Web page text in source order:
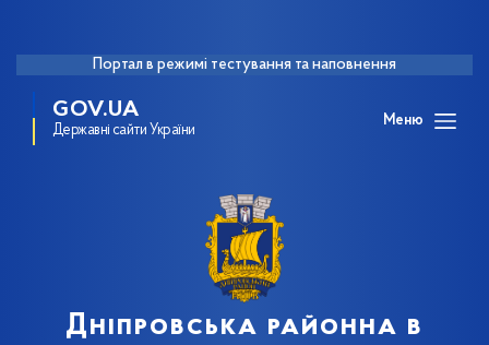
Портал в режимі тестування та наповнення
GOV.UA
Державні сайти України
Меню
Дніпровська районна в